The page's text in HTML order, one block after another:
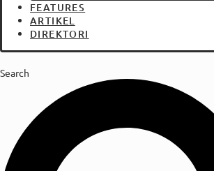
FEATURES
ARTIKEL
DIREKTORI
Search